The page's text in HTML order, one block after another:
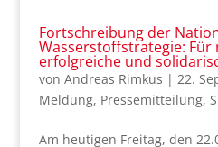
Fortschreibung der
Wasserstoffstrategie: Für
erfolgreiche und
von Andreas Rimkus | 22.
Meldung, Pressemitteilung,
Am heutigen Freitag, den